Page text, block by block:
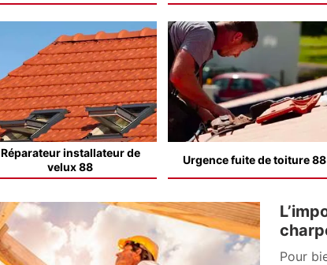
Réparateur installateur de
velux 88
Urgence fuite de toiture 88
Pour